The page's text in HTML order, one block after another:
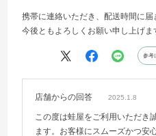
携帯に連絡いただき、配送時間に届
今後ともよろしくお願い申し上げま
参考
店舗からの回答 2025.1.8
この度は蛙屋をご利用いただき
ます。お客様にスムーズかつ安